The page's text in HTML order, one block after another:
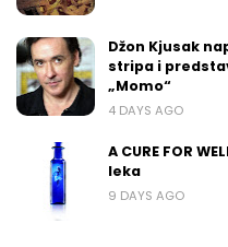
Džon Kjusak
stripa i
„Momo“
4 DAYS AGO
A CURE FOR
leka
9 DAYS AGO